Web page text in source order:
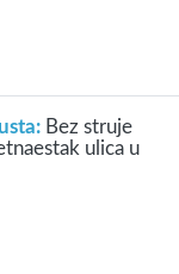
Bez struje
ulica u